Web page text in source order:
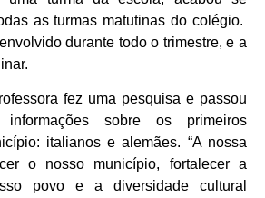
as turmas matutinas do colégio.
durante todo o trimestre, e a
fez uma pesquisa e passou
sobre os primeiros
italianos e alemães. “A nossa
o nosso município, fortalecer a
povo e a diversidade cultural